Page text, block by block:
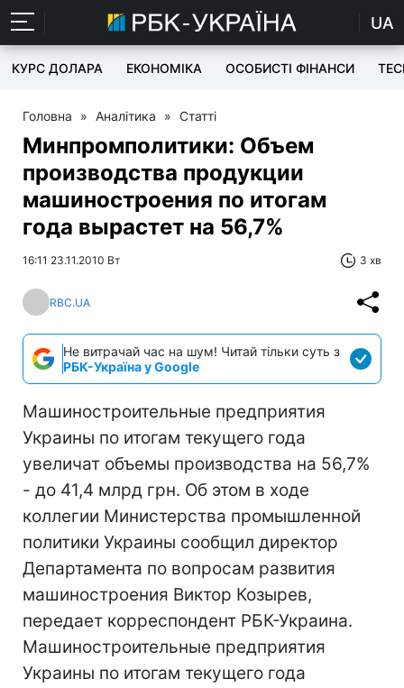
UA
КУРС ДОЛАРА ЕКОНОМІКА ОСОБИСТІ ФІНАНСИ
Головна » Аналітика » Статті
Минпромполитики: Объем
производства продукции
машиностроения по итогам
года вырастет на 56,7%
16:11 23.11.2010 Вт 3 хв
RBC.UA
Не витрачай час на шум! Читай тільки суть з
РБК-Україна у Google
Машиностроительные предприятия
Украины по итогам текущего года
увеличат объемы производства на 56,7%
- до 41,4 млрд грн. Об этом в ходе
коллегии Министерства промышленной
политики Украины сообщил директор
Департамента по вопросам развития
машиностроения Виктор Козырев,
передает корреспондент РБК-Украина.
Машиностроительные предприятия
Украины по итогам текущего года